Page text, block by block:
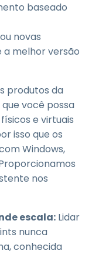
baseado
novas
a melhor versão
produtos da
você possa
e virtuais
isso que os
Windows,
nos
escala: Lidar
nunca
conhecida